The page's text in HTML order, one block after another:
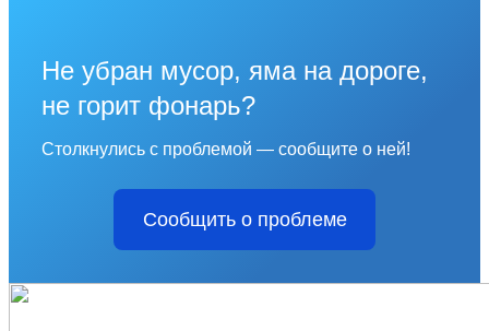
Не убран мусор, яма на дороге,
не горит фонарь?
Столкнулись с проблемой — сообщите о ней!
Сообщить о проблеме